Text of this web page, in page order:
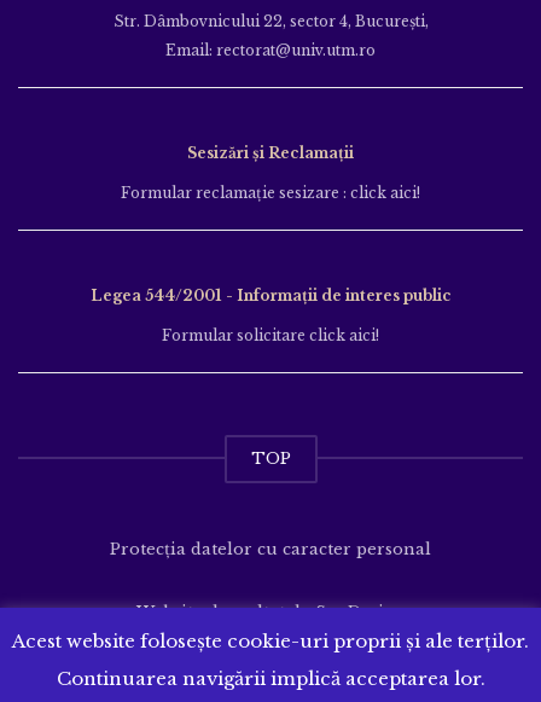
Str. Dâmbovnicului 22, sector 4, București,
Email: rectorat@univ.utm.ro
Sesizări și Reclamații
Formular reclamație sesizare : click aici!
Legea 544/2001 - Informații de interes public
Formular solicitare click aici!
TOP
Protecția datelor cu caracter personal
Website dezvoltat deSenDesign
Acest website folosește cookie-uri proprii și ale terților.
Continuarea navigării implică acceptarea lor.